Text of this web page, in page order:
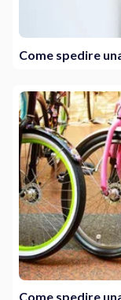
Come spedire
Come spedire